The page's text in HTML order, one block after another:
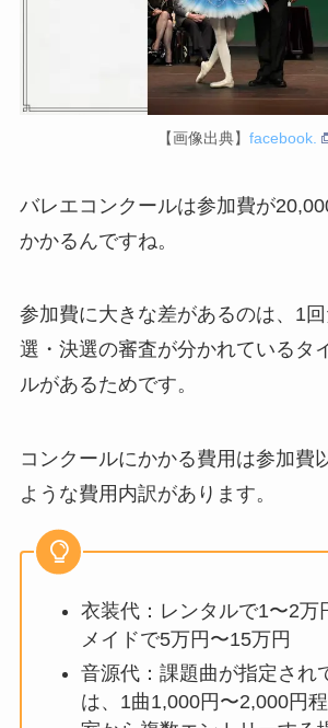
【画像出典】 facebook.
バレエコンクールは参加費が
かかるんですね。
参加費に大きな差があるのは、1
選・決選の審査が分かれているタ
ルがあるためです。
コンクールにかかる費用は参加費
ような費用内訳があります。
衣装代：レンタルで1〜2
メイドで5万円〜15万円
音源代：課題曲が指定され
は、1曲1,000円〜2,000円